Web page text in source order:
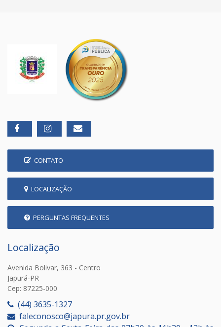
CONTATO
LOCALIZAÇÃO
PERGUNTAS FREQUENTES
Localização
Avenida Bolivar, 363 - Centro
Japurá-PR
Cep: 87225-000
(44) 3635-1327
faleconosco@japura.pr.gov.br